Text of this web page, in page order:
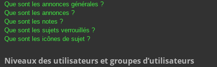
Que sont les annonces générales ?
Que sont les annonces ?
Que sont les notes ?
Que sont les sujets verrouillés ?
Que sont les icônes de sujet ?
Niveaux des utilisateurs et groupes d’utilisateurs